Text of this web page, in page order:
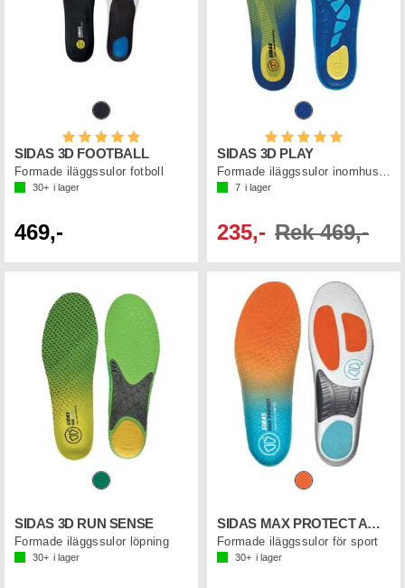
Betyg:
SIDAS 3D FOOTBALL
Formade iläggssulor fotboll
30+ i lager
469,-
Betyg:
SIDAS 3D PLAY
7 i lager
235,- Rek 469,-
SIDAS 3D RUN SENSE
Formade iläggssulor löpning
30+ i lager
SIDAS MAX PROTECT ACTIV
Formade iläggssulor för sport
30+ i lager